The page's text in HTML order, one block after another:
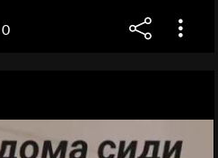
0